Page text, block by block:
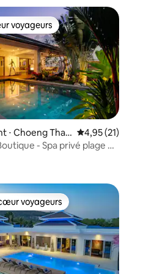
la base de 10 commentaires : 5 sur 5
voyageurs
voyageurs
⋅ Choeng Thal
Évaluation moyenne
4,95 (21)
- Spa privé plage de
voyageurs les plus appréciés
voyageurs